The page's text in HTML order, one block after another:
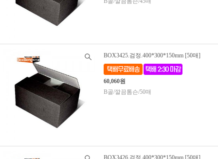
BOX3425.검정.400*300*150mm [50매]
60,060원
B골/깔끔톰슨/50매
BOX3426.검정.400*300*150mm [50매]